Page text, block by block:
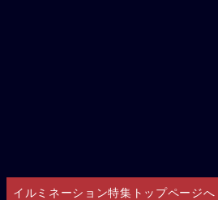
イルミネーション特集トップページへ